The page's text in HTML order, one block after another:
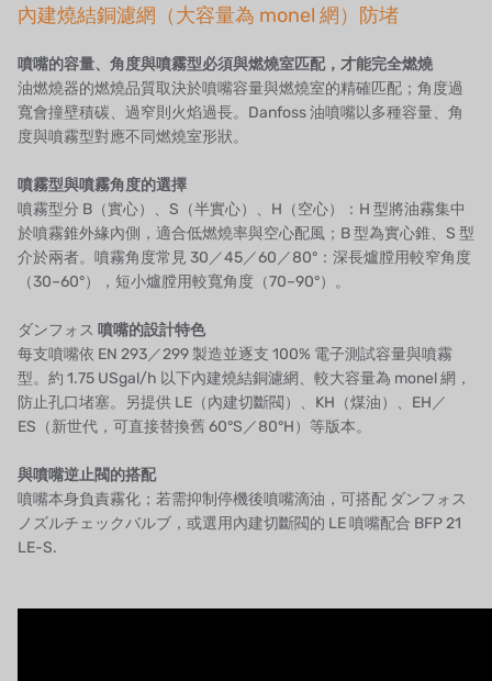
フランスSUNTEC
美國 PUROLITE
日本のNOP
日本オリンピック
日本勝浦
BRAHMA、イタリア
鷺宮
ハネウェル
アズビル（山武）
オルトレマーレ
內建燒結銅濾網（大容量為 monel 網）防堵
噴嘴的容量、角度與噴霧型必須與燃燒室匹配，才能完全燃燒
油燃燒器的燃燒品質取決於噴嘴容量與燃燒室的精確匹配；角度過
寬會撞壁積碳、過窄則火焰過長。Danfoss 油噴嘴以多種容量、角
度與噴霧型對應不同燃燒室形狀。
噴霧型與噴霧角度的選擇
噴霧型分 B（實心）、S（半實心）、H（空心）：H 型將油霧集中
於噴霧錐外緣內側，適合低燃燒率與空心配風；B 型為實心錐、S 型
介於兩者。噴霧角度常見 30／45／60／80°：深長爐膛用較窄角度
（30–60°），短小爐膛用較寬角度（70–90°）。
ダンフォス 噴嘴的設計特色
每支噴嘴依 EN 293／299 製造並逐支 100% 電子測試容量與噴霧
型。約 1.75 USgal/h 以下內建燒結銅濾網、較大容量為 monel 網，
防止孔口堵塞。另提供 LE（內建切斷閥）、KH（煤油）、EH／
ES（新世代，可直接替換舊 60°S／80°H）等版本。
與噴嘴逆止閥的搭配
噴嘴本身負責霧化；若需抑制停機後噴嘴滴油，可搭配 ダンフォス
ノズルチェックバルブ ，或選用內建切斷閥的 LE 噴嘴配合 BFP 21
LE-S.